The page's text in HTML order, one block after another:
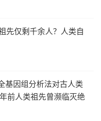
先仅剩千余人？人类自
基因组分析法对古人类
前人类祖先曾濒临灭绝